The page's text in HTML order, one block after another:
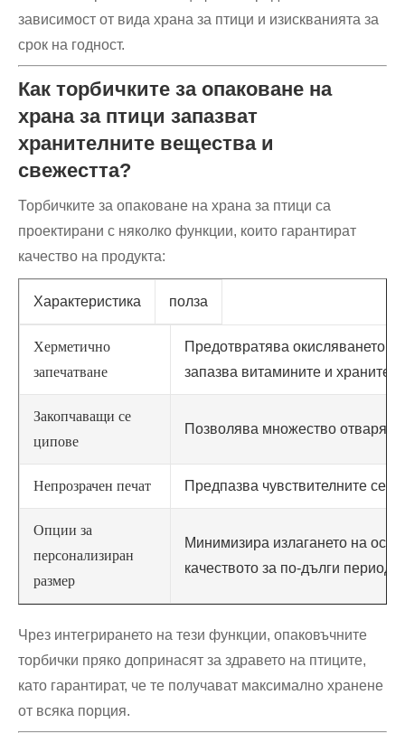
зависимост от вида храна за птици и изискванията за
срок на годност.
Как торбичките за опаковане на
храна за птици запазват
хранителните вещества и
свежестта?
Торбичките за опаковане на храна за птици са
проектирани с няколко функции, които гарантират
качество на продукта:
Характеристика полза
Херметично
запечатване
Предотвратява окисляването и
запазва витамините и
Закопчаващи се
ципове
Позволява множество
Непрозрачен печат Предпазва чувствителните
Опции за
персонализиран
размер
Минимизира излагането на
качеството за по-дълги периоди.
Чрез интегрирането на тези функции, опаковъчните
торбички пряко допринасят за здравето на птиците,
като гарантират, че те получават максимално хранене
от всяка порция.